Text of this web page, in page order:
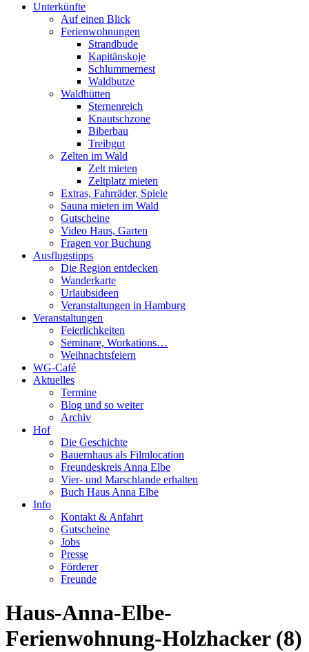
Unterkünfte
Auf einen Blick
Ferienwohnungen
Strandbude
Kapitänskoje
Schlummernest
Waldbutze
Waldhütten
Sternenreich
Knautschzone
Biberbau
Treibgut
Zelten im Wald
Zelt mieten
Zeltplatz mieten
Extras, Fahrräder, Spiele
Sauna mieten im Wald
Gutscheine
Video Haus, Garten
Fragen vor Buchung
Ausflugstipps
Die Region entdecken
Wanderkarte
Urlaubsideen
Veranstaltungen in Hamburg
Veranstaltungen
Feierlichkeiten
Seminare, Workations…
Weihnachtsfeiern
WG-Café
Aktuelles
Termine
Blog und so weiter
Archiv
Hof
Die Geschichte
Bauernhaus als Filmlocation
Freundeskreis Anna Elbe
Vier- und Marschlande erhalten
Buch Haus Anna Elbe
Info
Kontakt & Anfahrt
Gutscheine
Jobs
Presse
Förderer
Freunde
Haus-Anna-Elbe-
Ferienwohnung-Holzhacker (8)